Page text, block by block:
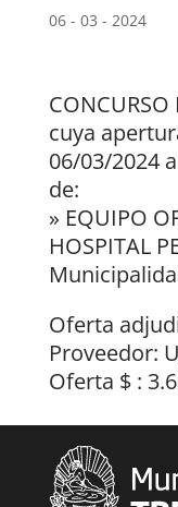
06 - 03 - 2024
CONCURSO
cuya
06/03/2024
de:
» EQUIPO
HOSPITAL
Oferta
Proveedor:
Oferta $ :